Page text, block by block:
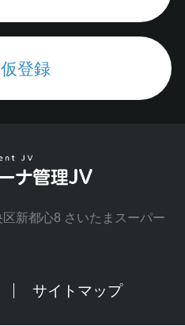
仮登録
新都心8 さいたまスーパー
サイトマップ